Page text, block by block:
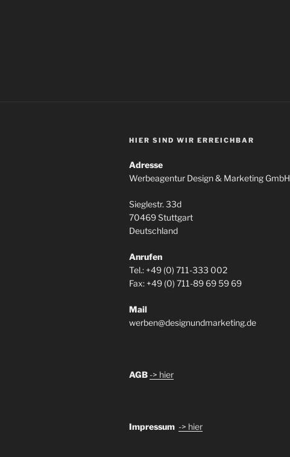
HIER SIND WIR ERREICHBAR
Adresse
Werbeagentur Design & Marketing GmbH
Sieglestr. 33d
70469 Stuttgart
Deutschland
Anrufen
Tel.: +49 (0) 711-333 002
Fax: +49 (0) 711-89 69 59 69
Mail
werben@designundmarketing.de
AGB -> hier
Impressum -> hier